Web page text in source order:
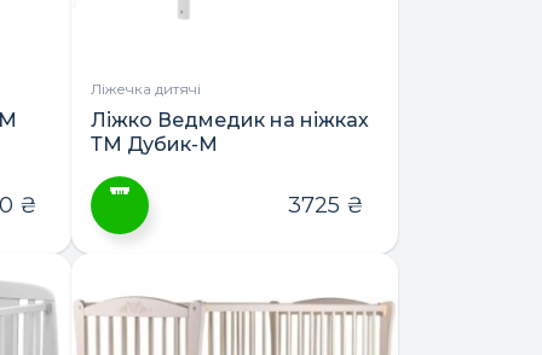
₴
Ліжечка дитячі
Ліжко Ведмедик на ніжках
ТМ Дубик-М
має
3725 ₴